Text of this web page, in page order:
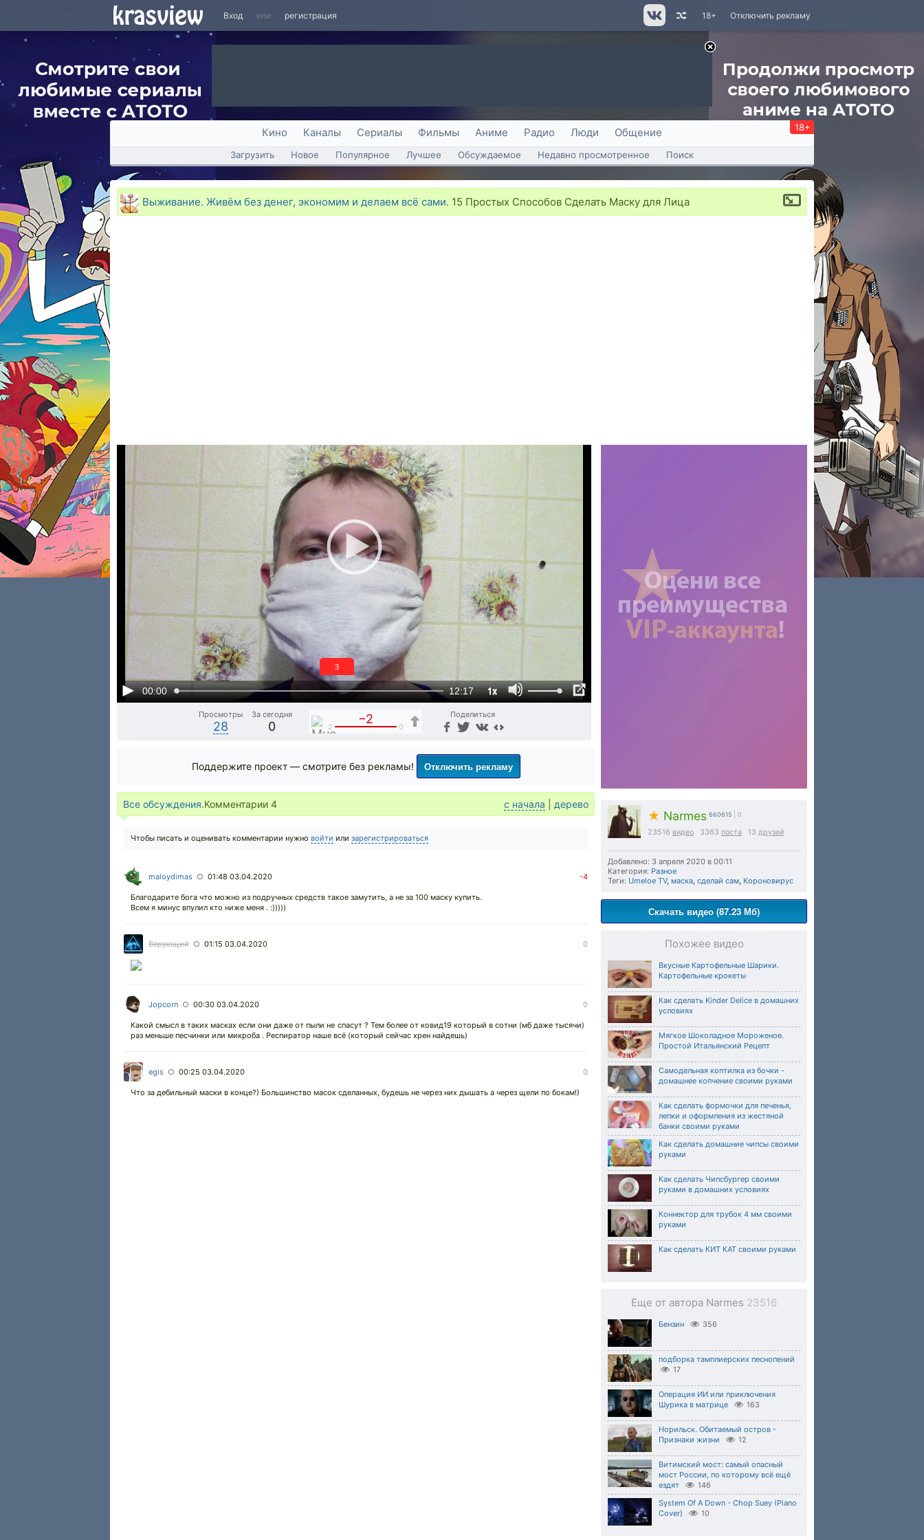
Вход или регистрация Отключить рекламу
18+
Кино Каналы Сериалы Фильмы Аниме Радио Люди Общение 18+
Загрузить Новое Популярное Лучшее Обсуждаемое Недавно просмотренное Поиск
Выживание. Живём без денег, экономим и делаем всё сами. 15 Простых Способов Сделать Маску для Лица
00:00 12:17 1x
2
Просмотры
28
За сегодня
0
−2
2 0
Поделиться
★ Narmes 660615 | 0
23516 видео 3363 поста 13 друзей
Добавлено: 3 апреля 2020 в 00:11
Категория: Разное
Теги: Umeloe TV, маска, сделай сам, Короновирус
Скачать видео (87.23 Мб)
Похожее видео
Вкусные Картофельные Шарики.
Картофельные крокеты
Как сделать Kinder Delice в домашних
условиях
Мягкое Шоколадное Мороженое.
Простой Итальянский Рецепт
Самодельная коптилка из бочки -
домашнее копчение своими руками
Как сделать формочки для печенья,
лепки и оформления из жестяной
банки своими руками
Как сделать домашние чипсы своими
руками
Как сделать Чипсбургер своими
руками в домашних условиях
Коннектор для трубок 4 мм своими
руками
Как сделать КИТ КАТ своими руками
Еще от автора Narmes 23516
Бензин 356
подборка тамплиерских песнопений
17
Операция ИИ или приключения
Шурика в матрице
163
Норильск. Обитаемый остров -
Признаки жизни
12
Витимский мост: самый опасный
мост России, по которому всё ещё
ездят
146
System Of A Down - Chop Suey (Piano
Cover)
10
Поддержите проект — смотрите без рекламы! Отключить рекламу
Все обсуждения.Комментарии 4 с начала дерево
Чтобы писать и оценивать комментарии нужно войти или зарегистрироваться
maloydimas ○ 01:48 03.04.2020 -4
Благодарите бога что можно из подручных средств такое замутить, а не за 100 маску купить.
Всем я минус впулил кто ниже меня . :)))))
Верующий ○ 01:15 03.04.2020 0
Jopcorn ○ 00:30 03.04.2020 0
Какой смысл в таких масках если они даже от пыли не спасут ? Тем более от ковид19 который в сотни (мб даже тысячи)
раз меньше песчинки или микроба . Респиратор наше всё (который сейчас хрен найдешь)
egis ○ 00:25 03.04.2020 0
Что за дебильный маски в конце?) Большинство масок сделанных, будешь не через них дышать а через щели по бокам!)